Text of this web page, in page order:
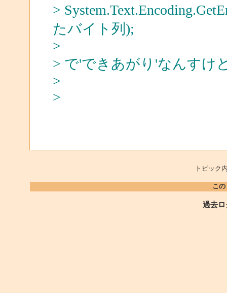
>
たバイト列);
>
> で'できあがり'なんすけ
>
>
トピッ
こ
過去